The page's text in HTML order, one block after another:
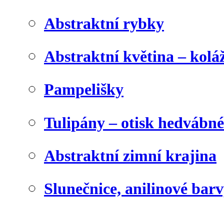
Abstraktní rybky
Abstraktní květina –
Pampelišky
Tulipány – otisk
Abstraktní zimní krajina
Slunečnice, anilinové